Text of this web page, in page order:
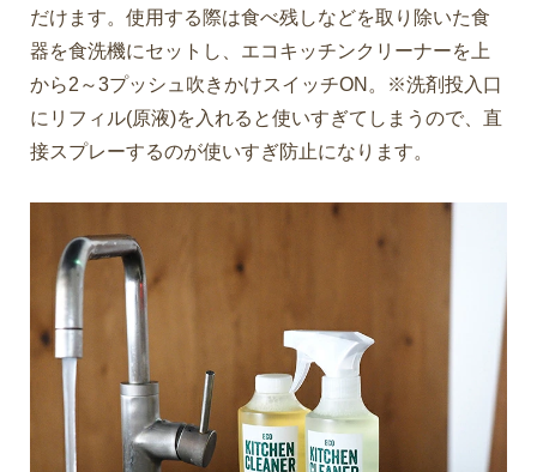
だけます。使用する際は食べ残しなどを取り除いた食
器を食洗機にセットし、エコキッチンクリーナーを上
から2～3プッシュ吹きかけスイッチON。※洗剤投入口
にリフィル(原液)を入れると使いすぎてしまうので、直
接スプレーするのが使いすぎ防止になります。